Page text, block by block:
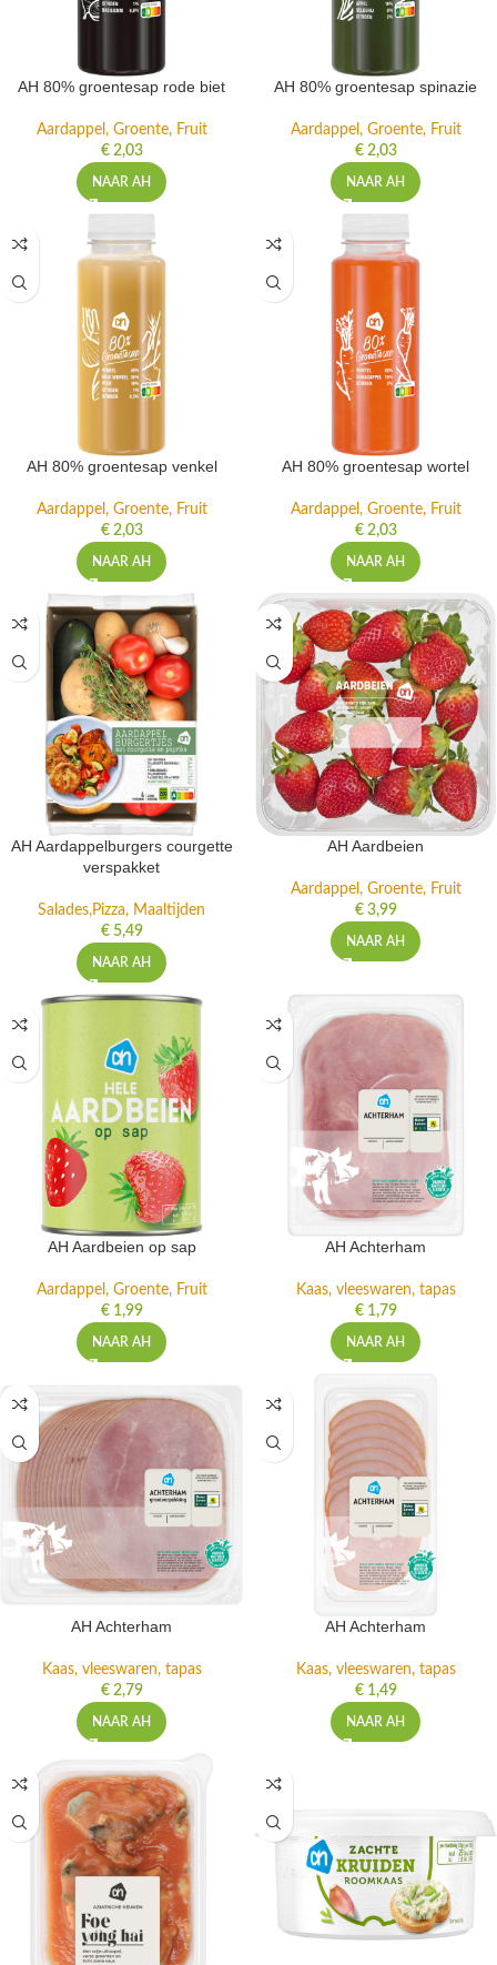
AH 80% groentesap rode biet
Aardappel, Groente, Fruit
€2,03
NAAR AH
AH 80% groentesap spinazie
Aardappel, Groente, Fruit
€2,03
NAAR AH
AH 80% groentesap venkel
Aardappel, Groente, Fruit
€2,03
NAAR AH
AH 80% groentesap wortel
Aardappel, Groente, Fruit
€2,03
NAAR AH
AH Aardappelburgers courgette
verspakket
Salades,Pizza, Maaltijden
€5,49
NAAR AH
AH Aardbeien
Aardappel, Groente, Fruit
€3,99
NAAR AH
AH Aardbeien op sap
Aardappel, Groente, Fruit
€1,99
NAAR AH
AH Achterham
Kaas, vleeswaren, tapas
€1,79
NAAR AH
AH Achterham
Kaas, vleeswaren, tapas
€2,79
NAAR AH
AH Achterham
Kaas, vleeswaren, tapas
€1,49
NAAR AH